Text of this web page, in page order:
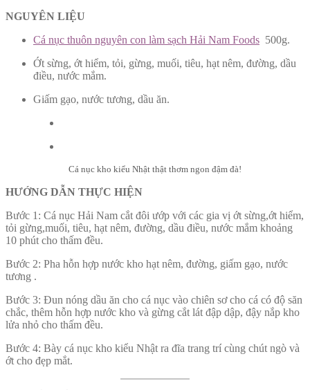
NGUYÊN LIỆU
Cá nục thuôn nguyên con làm sạch Hải Nam Foods 500g.
Ớt sừng, ớt hiểm, tỏi, gừng, muối, tiêu, hạt nêm, đường, dầu
điều, nước mắm.
Giấm gạo, nước tương, dầu ăn.
Cá nục kho kiểu Nhật thật thơm ngon đậm đà!
HƯỚNG DẪN THỰC HIỆN
Bước 1: Cá nục Hải Nam cắt đôi ướp với các gia vị ớt sừng,ớt hiểm,
tỏi gừng,muối, tiêu, hạt nêm, đường, dầu điều, nước mắm khoảng
10 phút cho thấm đều.
Bước 2: Pha hỗn hợp nước kho hạt nêm, đường, giấm gạo, nước
tương .
Bước 3: Đun nóng dầu ăn cho cá nục vào chiên sơ cho cá có độ săn
chắc, thêm hỗn hợp nước kho và gừng cắt lát đập dập, đậy nắp kho
lửa nhỏ cho thấm đều.
Bước 4: Bày cá nục kho kiểu Nhật ra đĩa trang trí cùng chút ngò và
ớt cho đẹp mắt.